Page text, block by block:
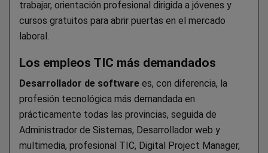
trabajar, orientación profesional dirigida a jóvenes y
cursos gratuitos para abrir puertas en el mercado
laboral.
Los empleos TIC más demandados
Desarrollador de software es, con diferencia, la
profesión tecnológica más demandada en
prácticamente todas las provincias, seguida de
Administrador de Sistemas, Desarrollador web y
multimedia, profesional TIC, Digital Project Manager,